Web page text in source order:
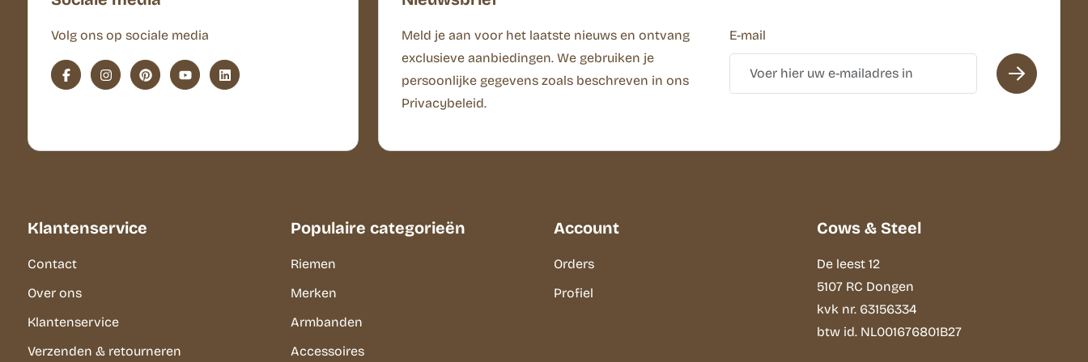
Volg ons op sociale media
Meld je aan voor het laatste nieuws en ontvang
exclusieve aanbiedingen. We gebruiken je
persoonlijke gegevens zoals beschreven in ons
Privacybeleid.
E-mail
Klantenservice
Contact
Over ons
Klantenservice
Verzenden & retourneren
Populaire categorieën
Riemen
Merken
Armbanden
Accessoires
Account
Orders
Profiel
Cows & Steel
De leest 12
5107 RC Dongen
kvk nr. 63156334
btw id. NL001676801B27